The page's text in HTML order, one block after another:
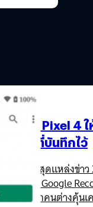
ใน Pixel 4 ใ
เสียงที่บันทึกไว้
4 ล่าสุดแหล่งข่าว
ด้อัปเดต Google
ครโฟนที่ทุกคนต่างคุ้น